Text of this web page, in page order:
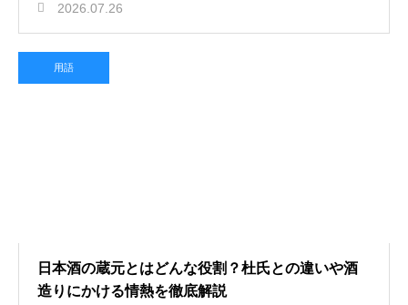
2026.07.26
用語
日本酒の蔵元とはどんな役割？杜氏との違いや酒
造りにかける情熱を徹底解説